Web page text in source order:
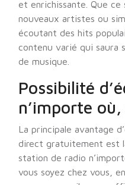
et enrichissante. Que
nouveaux artistes ou
écoutant des hits
contenu varié qui saura
de musique.
Possibilité
n’importe
La principale avantage
direct gratuitement est
station de radio
vous soyez chez vous,